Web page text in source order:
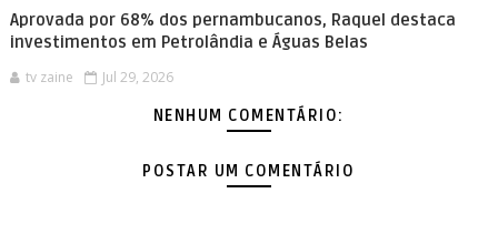
Aprovada por 68% dos pernambucanos, Raquel destaca
investimentos em Petrolândia e Águas Belas
tv zaine Jul 29, 2026
NENHUM COMENTÁRIO:
POSTAR UM COMENTÁRIO